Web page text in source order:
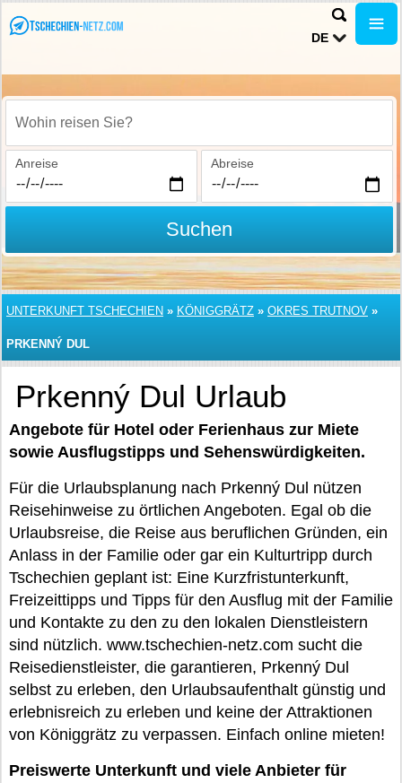
DE
Wohin reisen Sie?
Anreise Abreise
Suchen
UNTERKUNFT TSCHECHIEN » KÖNIGGRÄTZ » OKRES TRUTNOV »
PRKENNÝ DUL
Prkenný Dul Urlaub
Angebote für Hotel oder Ferienhaus zur Miete
sowie Ausflugstipps und Sehenswürdigkeiten.
Für die Urlaubsplanung nach Prkenný Dul nützen
Reisehinweise zu örtlichen Angeboten. Egal ob die
Urlaubsreise, die Reise aus beruflichen Gründen, ein
Anlass in der Familie oder gar ein Kulturtripp durch
Tschechien geplant ist: Eine Kurzfristunterkunft,
Freizeittipps und Tipps für den Ausflug mit der Familie
und Kontakte zu den zu den lokalen Dienstleistern
sind nützlich. www.tschechien-netz.com sucht die
Reisedienstleister, die garantieren, Prkenný Dul
selbst zu erleben, den Urlaubsaufenthalt günstig und
erlebnisreich zu erleben und keine der Attraktionen
von Königgrätz zu verpassen. Einfach online mieten!
Preiswerte Unterkunft und viele Anbieter für